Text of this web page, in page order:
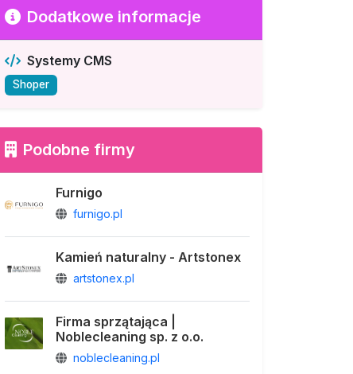
Dodatkowe informacje
Systemy CMS
Shoper
Podobne firmy
Furnigo
furnigo.pl
Kamień naturalny - Artstonex
artstonex.pl
Firma sprzątająca |
Noblecleaning sp. z o.o.
noblecleaning.pl